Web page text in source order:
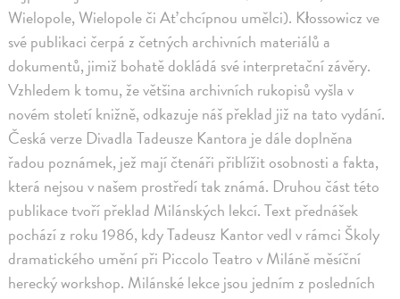
Wielopole, Wielopole či Ať chcípnou umělci). Kłossowicz ve
své publikaci čerpá z četných archivních materiálů a
dokumentů, jimiž bohatě dokládá své interpretační závěry.
Vzhledem k tomu, že většina archivních rukopisů vyšla v
novém století knižně, odkazuje náš překlad již na tato vydání.
Česká verze Divadla Tadeusze Kantora je dále doplněna
řadou poznámek, jež mají čtenáři přiblížit osobnosti a fakta,
která nejsou v našem prostředí tak známá. Druhou část této
publikace tvoří překlad Milánských lekcí. Text přednášek
pochází z roku 1986, kdy Tadeusz Kantor vedl v rámci Školy
dramatického umění při Piccolo Teatro v Miláně měsíční
herecký workshop. Milánské lekce jsou jedním z posledních